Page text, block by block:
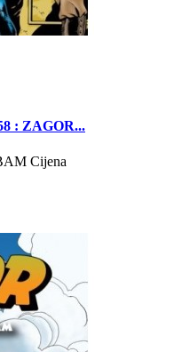
: ZAGOR...
Cijena